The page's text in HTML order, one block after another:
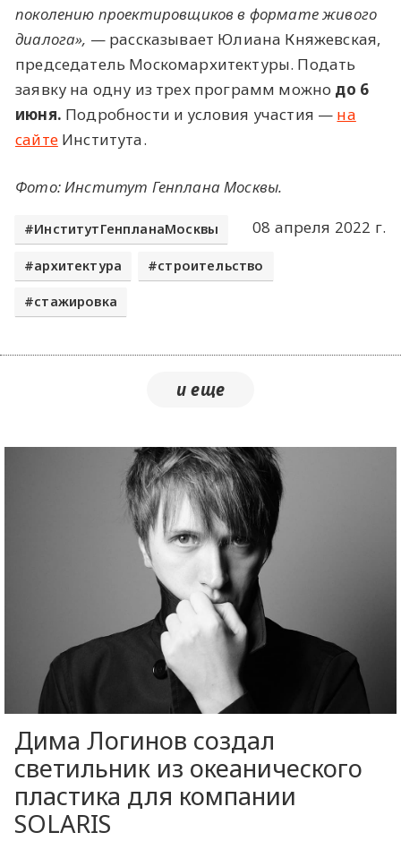
поколению проектировщиков в формате живого
диалога», — рассказывает Юлиана Княжевская,
председатель Москомархитектуры. Подать
заявку на одну из трех программ можно до 6
июня. Подробности и условия участия — на
сайтеИнститута.
Фото: Институт Генплана Москвы.
08 апреля 2022 г.
ИнститутГенпланаМосквы
архитектура строительство
стажировка
Дима Логинов создал
светильник из океанического
пластика для компании
SOLARIS